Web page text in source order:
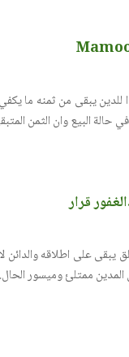
للدين يبقى من ثمنه ما
حالة البيع وان الثمن
قرار
يبقى على اطلاقه والدائن
المدين ممتلئ وميسور الحال.